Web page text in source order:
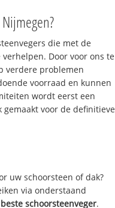
die met de
Door voor ons te
verdere problemen
voorraad en kunnen
wordt eerst een
voor de definitieve
uw schoorsteen of dak?
via onderstaand
beste schoorsteenveger.